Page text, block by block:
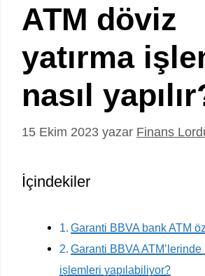
ATM döviz
yatırma
nasıl
15 Ekim 2023 yazar Finans
İçindekiler
Garanti BBVA bank ATM
Garanti BBVA
işlemleri yapılabiliyor?